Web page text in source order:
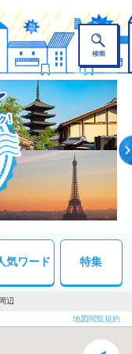
気ワード 特集
辺
地図閲覧規約